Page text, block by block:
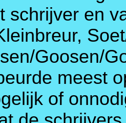
schrijver en
Goosen/
meest
of